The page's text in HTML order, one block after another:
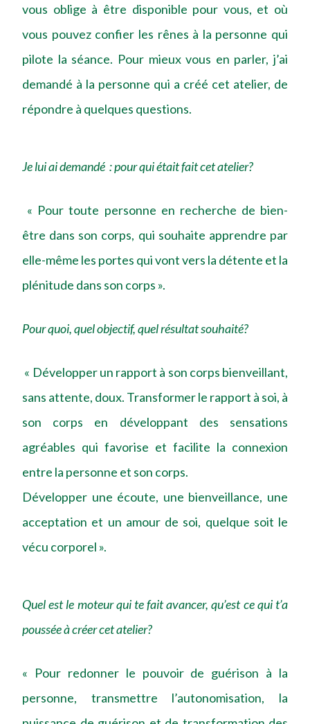
vous oblige à être disponible pour vous, et où
vous pouvez confier les rênes à la personne qui
pilote la séance. Pour mieux vous en parler, j’ai
demandé à la personne qui a créé cet atelier, de
répondre à quelques questions.
Je lui ai demandé : pour qui était fait cet atelier?
« Pour toute personne en recherche de bien-
être dans son corps, qui souhaite apprendre par
elle-même les portes qui vont vers la détente et la
plénitude dans son corps ».
Pour quoi, quel objectif, quel résultat souhaité?
« Développer un rapport à son corps bienveillant,
sans attente, doux. Transformer le rapport à soi, à
son corps en développant des sensations
agréables qui favorise et facilite la connexion
entre la personne et son corps.
Développer une écoute, une bienveillance, une
acceptation et un amour de soi, quelque soit le
vécu corporel ».
Quel est le moteur qui te fait avancer, qu’est ce qui t’a
poussée à créer cet atelier?
« Pour redonner le pouvoir de guérison à la
personne, transmettre l’autonomisation, la